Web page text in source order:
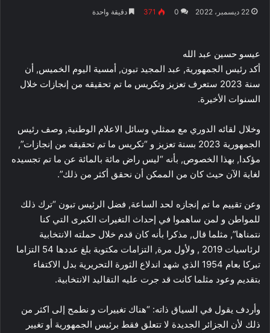
22 ديسمبر، 2022 0
371 دقيقة واحدة
عيسو حسين عبد الله
أكد رئيس الجمهورية, عبد المجيد تبون, أمسية اليوم الخميس, أن
سنة 2023 ستعرف تعزيز وتكريس ما تم تحقيقه من إنجازات خلال
السنوات الأخيرة.
وخلال لقائه الدوري مع ممثلي وسائل الاعلام الوطنية, وصف رئيس
الجمهورية 2023 بسنة تعزيز و “تكريس ما تم تحقيقه من إنجازات”,
مؤكدا, بهذا الخصوص, بأنه “ليس راض مائة بالمائة عن ما تم تجسيده
لغاية الآن حيث كان من الممكن أن نحقق أكثر من ذلك”.
وعن تقييم ما تم إنجازه لحد الساعة, فضل الرئيس تبون “ترك ذلك
للمواطن و لمن ساهموا في إحداث التغيرات الكبرى التي كنا
نتمناها”, مثلما قال, مذكرا بأنه كان قدم خلال حملته الانتخابية
لرئاسيات 2019 , ولأول مرة, التزامات مكتوبة بلغ عددها 54 التزاما
تبركا بعام 1954 الذي شهد اندلاع الثورة التحريرية بدل الاكتفاء
بتقديم وعود مثلما كانت قد جرت عليه التقاليد الانتخابية.
وأردف يقول في السياق ذاته: “هناك تغييرات و نطمح إلى اكثر من
ذلك لأن الجزائر الجديدة لا تتعلق فقط برئيس الجمهورية أو تغيير